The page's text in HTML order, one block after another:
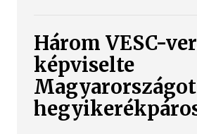
Három VESC-
képviselte